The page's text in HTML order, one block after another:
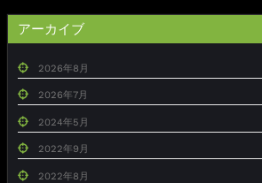
アーカイブ
2026年8月
2026年7月
2024年5月
2022年9月
2022年8月